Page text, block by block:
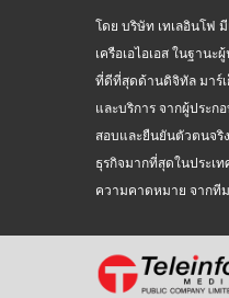
โดย บริษัท เทเลอินโฟ
เครือเอไอเอส ในฐาน
ที่ดีที่สุดด้านดิจิทัล มาร์
และบริการ จากผู้ประก
สอบและยืนยันตัวตนจ
ธุรกิจมากที่สุดในประเ
ความคาดหมาย จากที